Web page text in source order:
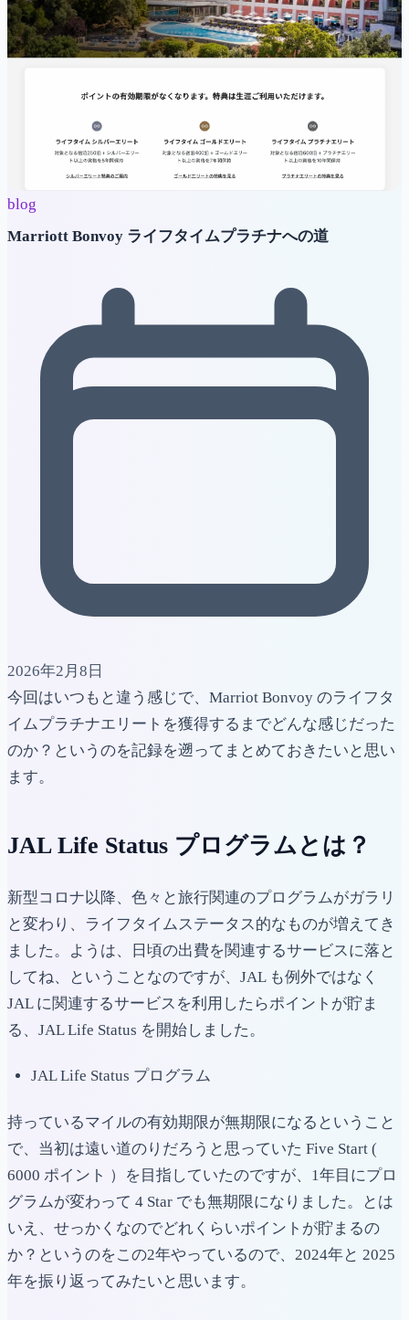
blog
Marriott Bonvoy ライフタイムプラチナへの道
2026年2月8日
今回はいつもと違う感じで、Marriot Bonvoy のライフタ
イムプラチナエリートを獲得するまでどんな感じだった
のか？というのを記録を遡ってまとめておきたいと思い
ます。
JAL Life Status プログラムとは？
新型コロナ以降、色々と旅行関連のプログラムがガラリ
と変わり、ライフタイムステータス的なものが増えてき
ました。ようは、日頃の出費を関連するサービスに落と
してね、ということなのですが、JAL も例外ではなく
JAL に関連するサービスを利用したらポイントが貯ま
る、JAL Life Status を開始しました。
JAL Life Status プログラム
持っているマイルの有効期限が無期限になるということ
で、当初は遠い道のりだろうと思っていた Five Start (
6000 ポイント ）を目指していたのですが、1年目にプロ
グラムが変わって 4 Star でも無期限になりました。とは
いえ、せっかくなのでどれくらいポイントが貯まるの
か？というのをこの2年やっているので、2024年と 2025
年を振り返ってみたいと思います。